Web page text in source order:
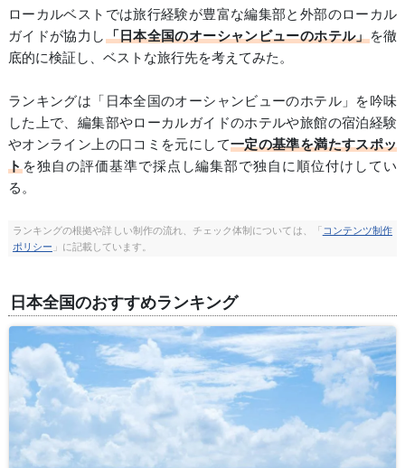
ローカルベストでは旅行経験が豊富な編集部と外部のローカル
ガイドが協力し「日本全国のオーシャンビューのホテル」を徹
底的に検証し、ベストな旅行先を考えてみた。
ランキングは「日本全国のオーシャンビューのホテル」を吟味
した上で、編集部やローカルガイドのホテルや旅館の宿泊経験
やオンライン上の口コミを元にして一定の基準を満たすスポッ
トを独自の評価基準で採点し編集部で独自に順位付けしてい
る。
ランキングの根拠や詳しい制作の流れ、チェック体制については、「 コンテンツ制作
ポリシー 」に記載しています。
日本全国のおすすめランキング